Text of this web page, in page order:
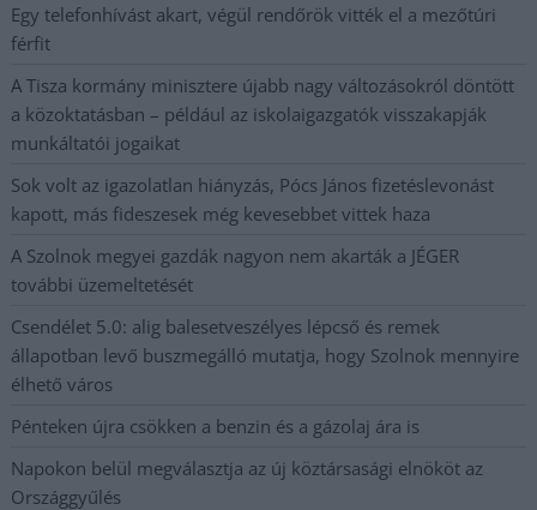
Egy telefonhívást akart, végül rendőrök vitték el a mezőtúri
férfit
A Tisza kormány minisztere újabb nagy változásokról döntött
a közoktatásban – például az iskolaigazgatók visszakapják
munkáltatói jogaikat
Sok volt az igazolatlan hiányzás, Pócs János fizetéslevonást
kapott, más fideszesek még kevesebbet vittek haza
A Szolnok megyei gazdák nagyon nem akarták a JÉGER
további üzemeltetését
Csendélet 5.0: alig balesetveszélyes lépcső és remek
állapotban levő buszmegálló mutatja, hogy Szolnok mennyire
élhető város
Pénteken újra csökken a benzin és a gázolaj ára is
Napokon belül megválasztja az új köztársasági elnököt az
Országgyűlés